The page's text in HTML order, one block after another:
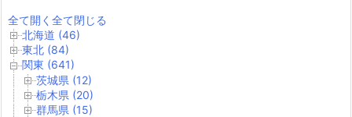
全て開く 全て閉じる
北海道 (46)
東北 (84)
関東 (641)
茨城県 (12)
栃木県 (20)
群馬県 (15)